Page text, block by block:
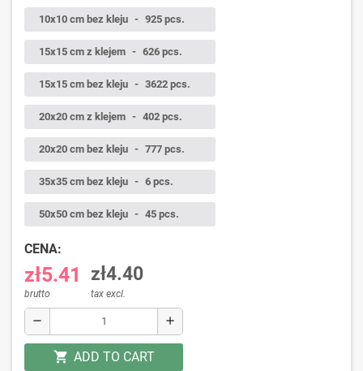
10x10 cm bez kleju - 925 pcs.
15x15 cm z klejem - 626 pcs.
15x15 cm bez kleju - 3622 pcs.
20x20 cm z klejem - 402 pcs.
20x20 cm bez kleju - 777 pcs.
35x35 cm bez kleju - 6 pcs.
50x50 cm bez kleju - 45 pcs.
CENA:
zł5.41
brutto
zł4.40
tax excl.
remove add
shopping_cart ADD TO CART